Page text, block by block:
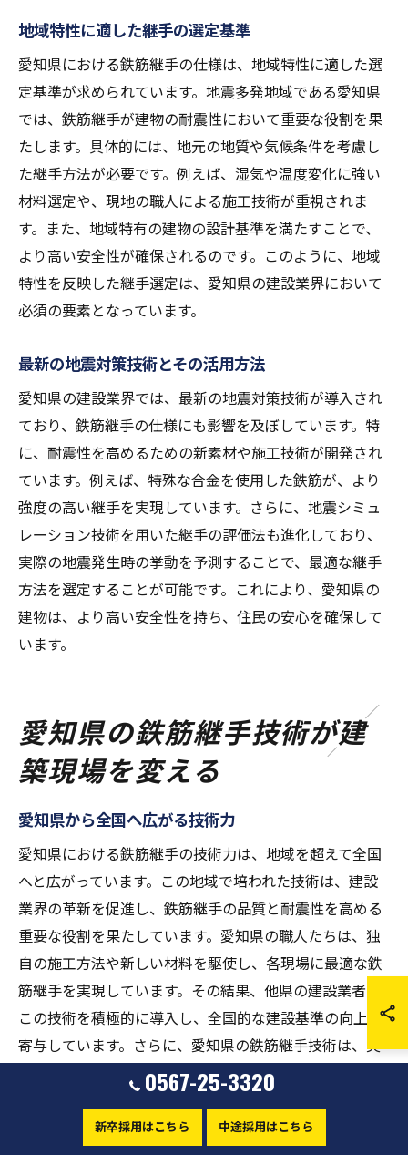
地域特性に適した継手の選定基準
愛知県における鉄筋継手の仕様は、地域特性に適した選
定基準が求められています。地震多発地域である愛知県
では、鉄筋継手が建物の耐震性において重要な役割を果
たします。具体的には、地元の地質や気候条件を考慮し
た継手方法が必要です。例えば、湿気や温度変化に強い
材料選定や、現地の職人による施工技術が重視されま
す。また、地域特有の建物の設計基準を満たすことで、
より高い安全性が確保されるのです。このように、地域
特性を反映した継手選定は、愛知県の建設業界において
必須の要素となっています。
最新の地震対策技術とその活用方法
愛知県の建設業界では、最新の地震対策技術が導入され
ており、鉄筋継手の仕様にも影響を及ぼしています。特
に、耐震性を高めるための新素材や施工技術が開発され
ています。例えば、特殊な合金を使用した鉄筋が、より
強度の高い継手を実現しています。さらに、地震シミュ
レーション技術を用いた継手の評価法も進化しており、
実際の地震発生時の挙動を予測することで、最適な継手
方法を選定することが可能です。これにより、愛知県の
建物は、より高い安全性を持ち、住民の安心を確保して
います。
愛知県の鉄筋継手技術が建
築現場を変える
愛知県から全国へ広がる技術力
愛知県における鉄筋継手の技術力は、地域を超えて全国
へと広がっています。この地域で培われた技術は、建設
業界の革新を促進し、鉄筋継手の品質と耐震性を高める
重要な役割を果たしています。愛知県の職人たちは、独
自の施工方法や新しい材料を駆使し、各現場に最適な鉄
筋継手を実現しています。その結果、他県の建設業者も
この技術を積極的に導入し、全国的な建設基準の向上に
寄与しています。さらに、愛知県の鉄筋継手技術は、災
害に対する耐性を強化し、全国の建物の安全性向上にも
知県の技術力は日本全体の建設業界において新たなスタ
0567-25-3320
新卒採用はこちら 中途採用はこちら